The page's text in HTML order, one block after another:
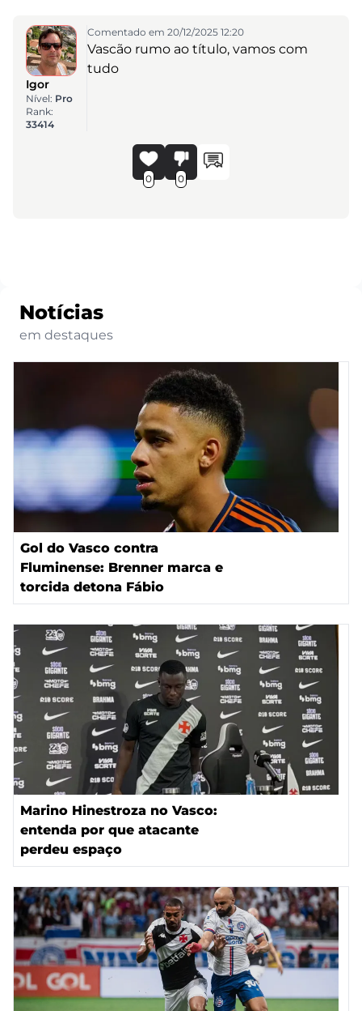
Igor
Nível: Pro
Rank:
33414
Comentado em 20/12/2025 12:20
Vascão rumo ao título, vamos com
tudo
0 0
Notícias
em destaques
Gol do Vasco contra
Fluminense: Brenner marca e
torcida detona Fábio
Marino Hinestroza no Vasco:
entenda por que atacante
perdeu espaço